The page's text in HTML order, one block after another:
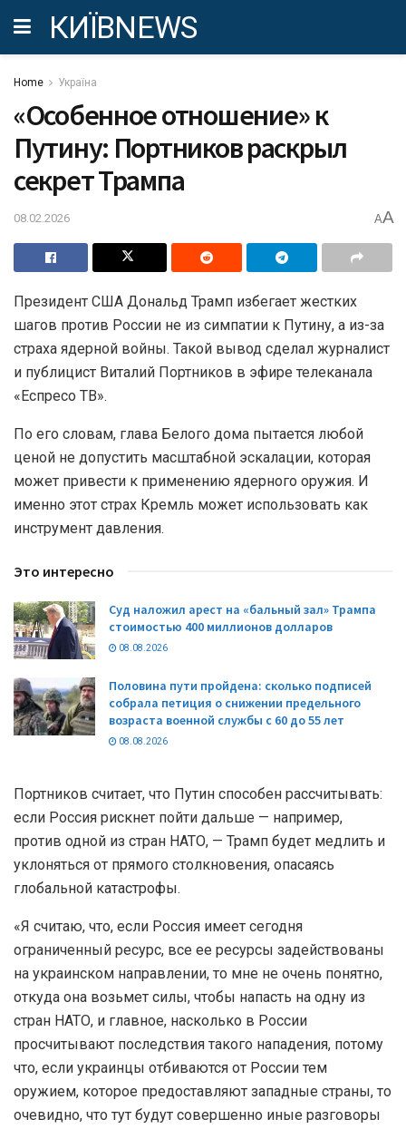
КИЇВNEWS
Home Україна
«Особенное отношение» к
Путину: Портников раскрыл
секрет Трампа
08.02.2026 AA
Президент США Дональд Трамп избегает жестких
шагов против России не из симпатии к Путину, а из-за
страха ядерной войны. Такой вывод сделал журналист
и публицист Виталий Портников в эфире телеканала
«Еспресо ТВ».
По его словам, глава Белого дома пытается любой
ценой не допустить масштабной эскалации, которая
может привести к применению ядерного оружия. И
именно этот страх Кремль может использовать как
инструмент давления.
Это интересно
Суд наложил арест на «бальный зал» Трампа
стоимостью 400 миллионов долларов
08.08.2026
Половина пути пройдена: сколько подписей
собрала петиция о снижении предельного
возраста военной службы с 60 до 55 лет
08.08.2026
Портников считает, что Путин способен рассчитывать:
если Россия рискнет пойти дальше — например,
против одной из стран НАТО, — Трамп будет медлить и
уклоняться от прямого столкновения, опасаясь
глобальной катастрофы.
«Я считаю, что, если Россия имеет сегодня
ограниченный ресурс, все ее ресурсы задействованы
на украинском направлении, то мне не очень понятно,
откуда она возьмет силы, чтобы напасть на одну из
стран НАТО, и главное, насколько в России
просчитывают последствия такого нападения, потому
что, если украинцы отбиваются от России тем
оружием, которое предоставляют западные страны, то
очевидно, что тут будут совершенно иные разговоры